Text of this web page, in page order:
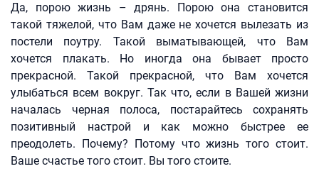
Да, порою жизнь – дрянь. Порою она становится
такой тяжелой, что Вам даже не хочется вылезать из
постели поутру. Такой выматывающей, что Вам
хочется плакать. Но иногда она бывает просто
прекрасной. Такой прекрасной, что Вам хочется
улыбаться всем вокруг. Так что, если в Вашей жизни
началась черная полоса, постарайтесь сохранять
позитивный настрой и как можно быстрее ее
преодолеть. Почему? Потому что жизнь того стоит.
Ваше счастье того стоит. Вы того стоите.